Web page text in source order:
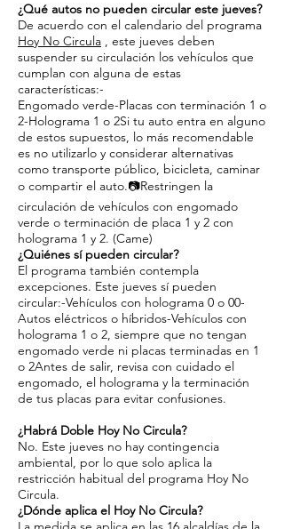
¿Qué autos no pueden circular este jueves?
De acuerdo con el calendario del programa
Hoy No Circula , este jueves deben
suspender su circulación los vehículos que
cumplan con alguna de estas
características:-
Engomado verde-Placas con terminación 1 o
2-Holograma 1 o 2Si tu auto entra en alguno
de estos supuestos, lo más recomendable
es no utilizarlo y considerar alternativas
como transporte público, bicicleta, caminar
o compartir el auto.📷Restringen la
circulación de vehículos con engomado
verde o terminación de placa 1 y 2 con
holograma 1 y 2. (Came)
¿Quiénes sí pueden circular?
El programa también contempla
excepciones. Este jueves sí pueden
circular:-Vehículos con holograma 0 o 00-
Autos eléctricos o híbridos-Vehículos con
holograma 1 o 2, siempre que no tengan
engomado verde ni placas terminadas en 1
o 2Antes de salir, revisa con cuidado el
engomado, el holograma y la terminación
de tus placas para evitar confusiones.
¿Habrá Doble Hoy No Circula?
No. Este jueves no hay contingencia
ambiental, por lo que solo aplica la
restricción habitual del programa Hoy No
Circula.
¿Dónde aplica el Hoy No Circula?